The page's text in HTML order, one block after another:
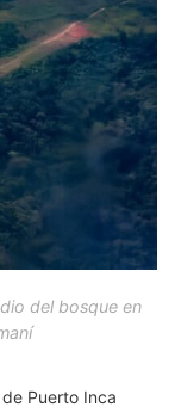
del bosque en
Puerto Inca